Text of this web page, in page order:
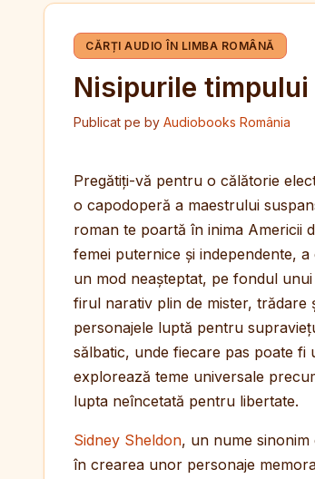
CĂRȚI AUDIO ÎN LIMBA ROMÂNĂ
Nisipurile timpului
Publicat pe by Audiobooks România
Pregătiți-vă pentru o călătorie
o capodoperă a maestrului
roman te poartă în inima Americii
femei puternice și independente,
un mod neașteptat, pe fondul
firul narativ plin de mister, trădare
personajele luptă pentru
sălbatic, unde fiecare pas poate fi
explorează teme universale
lupta neîncetată pentru libertate.
Sidney Sheldon, un nume
în crearea unor personaje